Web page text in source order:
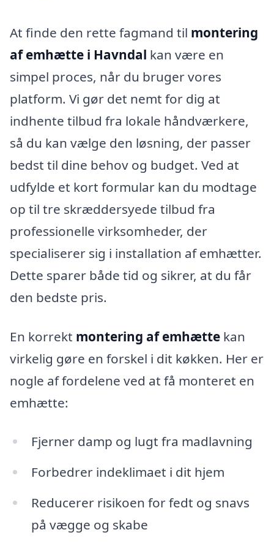
At finde den rette fagmand til montering
af emhætte i Havndal kan være en
simpel proces, når du bruger vores
platform. Vi gør det nemt for dig at
indhente tilbud fra lokale håndværkere,
så du kan vælge den løsning, der passer
bedst til dine behov og budget. Ved at
udfylde et kort formular kan du modtage
op til tre skræddersyede tilbud fra
professionelle virksomheder, der
specialiserer sig i installation af emhætter.
Dette sparer både tid og sikrer, at du får
den bedste pris.
En korrekt montering af emhætte kan
virkelig gøre en forskel i dit køkken. Her er
nogle af fordelene ved at få monteret en
emhætte:
Fjerner damp og lugt fra madlavning
Forbedrer indeklimaet i dit hjem
Reducerer risikoen for fedt og snavs
på vægge og skabe